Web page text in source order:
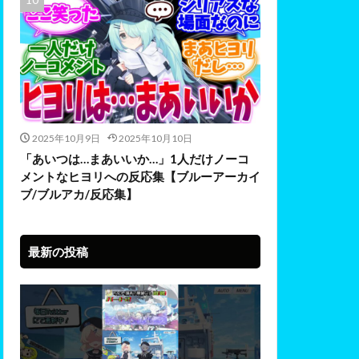
2025年10月9日 2025年10月10日
「あいつは…まあいいか…」1人だけノーコ
メントなヒヨリへの反応集【ブルーアーカイ
ブ/ブルアカ/反応集】
最新の投稿